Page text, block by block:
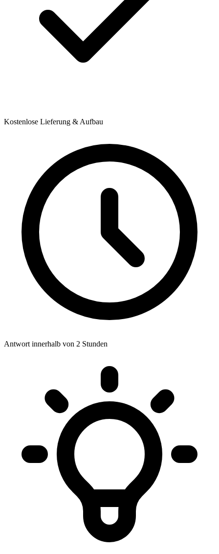
Kostenlose Lieferung & Aufbau
Antwort innerhalb von 2 Stunden